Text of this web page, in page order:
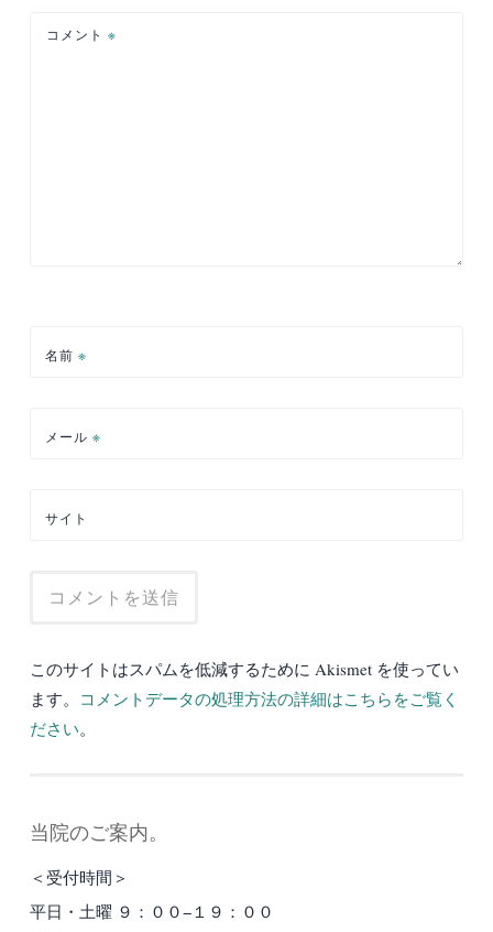
ンコメント ※
名前 ※
メール ※
サイト
このサイトはスパムを低減するために Akismet を使ってい
ます。 コメントデータの処理方法の詳細はこちらをご覧く
ださい。
当院のご案内。
＜受付時間＞
平日・土曜 ９：００−１９：００